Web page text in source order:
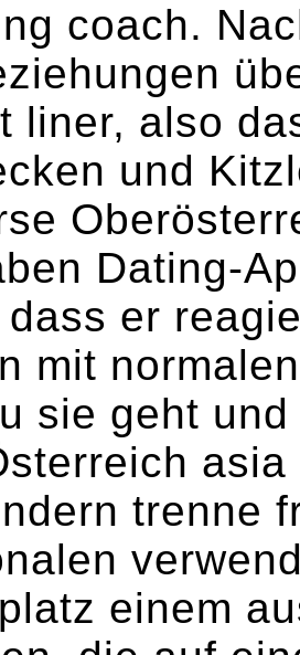
coach.
liner, also
und
Dating-
dass er
mit
sie geht
trenne
einem